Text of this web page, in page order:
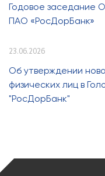
Годовое заседание
ПАО «РосДорБанк»
23.06.2026
Об утверждении
физических лиц в
"РосДорБанк"